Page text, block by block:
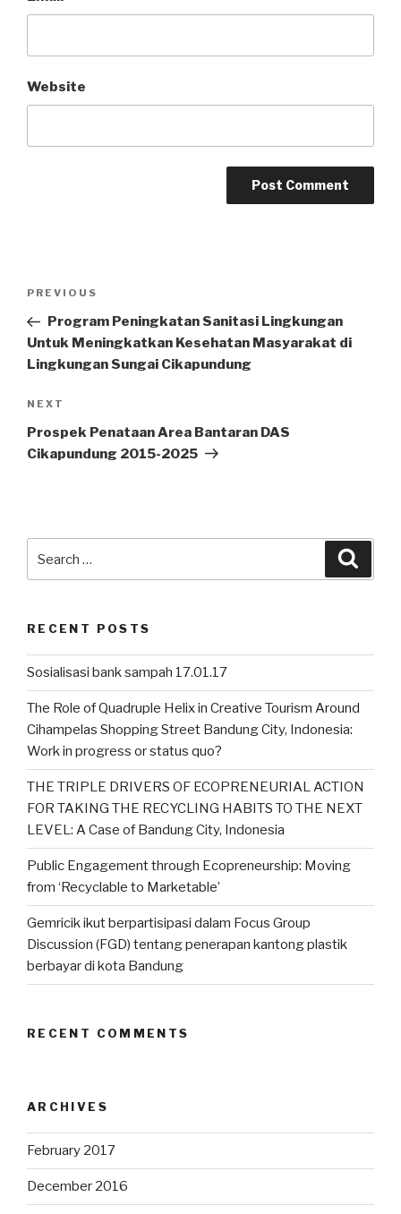
Website
Post
Previous
Post
PREVIOUS
Program Peningkatan Sanitasi Lingkungan
Untuk Meningkatkan Kesehatan Masyarakat di
Lingkungan Sungai Cikapundung
Next
Post
NEXT
Prospek Penataan Area Bantaran DAS
Cikapundung 2015-2025
RECENT POSTS
Sosialisasi bank sampah 17.01.17
The Role of Quadruple Helix in Creative Tourism Around
Cihampelas Shopping Street Bandung City, Indonesia:
Work in progress or status quo?
THE TRIPLE DRIVERS OF ECOPRENEURIAL ACTION
FOR TAKING THE RECYCLING HABITS TO THE NEXT
LEVEL: A Case of Bandung City, Indonesia
Public Engagement through Ecopreneurship: Moving
from ‘Recyclable to Marketable’
Gemricik ikut berpartisipasi dalam Focus Group
Discussion (FGD) tentang penerapan kantong plastik
berbayar di kota Bandung
RECENT COMMENTS
ARCHIVES
February 2017
December 2016